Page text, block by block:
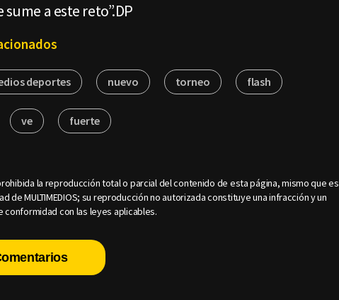
sume a este reto”.DP
deportes nuevo torneo flash
ve fuerte
la reproducción total o parcial del contenido de esta página, mismo que es
de MULTIMEDIOS; su reproducción no autorizada constituye una infracción y un
conformidad con las leyes aplicables.